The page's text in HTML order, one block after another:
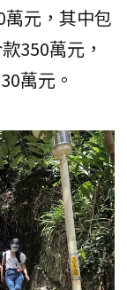
元，其中包
350萬元，
萬元。